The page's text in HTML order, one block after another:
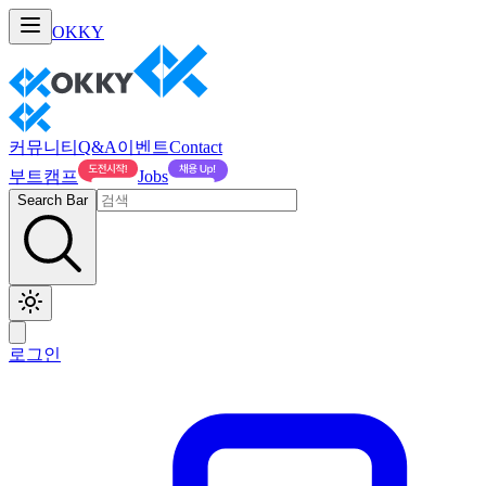
OKKY
커뮤니티 Q&A이벤트Contact
부트캠프
Jobs
Search Bar
로그인